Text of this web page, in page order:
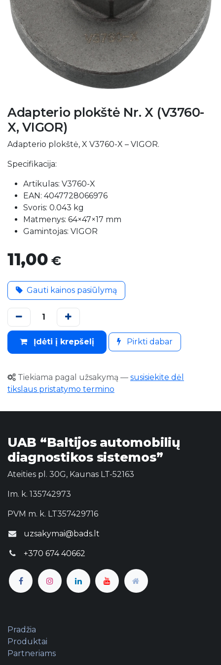
Adapterio plokštė Nr. X (V3760-
X, VIGOR)
Adapterio plokštė, X V3760-X – VIGOR.
Specifikacija:
Artikulas: V3760-X
EAN: 4047728066976
Svoris: 0.043 kg
Matmenys: 64×47×17 mm
Gamintojas: VIGOR
11,00 €
Gauti kainos pasiūlymą
Įdėti į krepšelį Pirkti dabar
Tiekiama pagal užsakymą — susisiekite dėl
tikslaus pristatymo termino
UAB “Baltijos automobilių
diagnostikos sistemos”
Ateities pl. 30G, Kaunas LT-52163
Im. k. 135742973
PVM m. k. LT357429716
uzsakymai@bads.lt
+370 674 40662
Pradžia
Produktai
Partneriams